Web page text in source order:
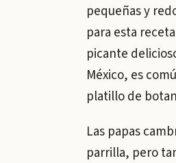
pequeñas y
para esta
picante
México, es
platillo de
Las papas
parrilla, pero